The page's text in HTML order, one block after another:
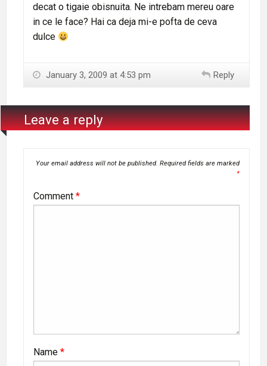
decat o tigaie obisnuita. Ne intrebam mereu oare
in ce le face? Hai ca deja mi-e pofta de ceva
dulce
January 3, 2009 at 4:53 pm Reply
Leave a reply
Your email address will not be published. Required fields are marked
*
Comment *
Name *